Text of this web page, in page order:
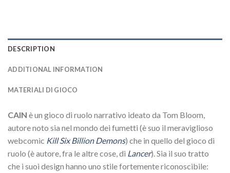
DESCRIPTION
ADDITIONAL INFORMATION
MATERIALI DI GIOCO
CAIN è un gioco di ruolo narrativo ideato da Tom Bloom,
autore noto sia nel mondo dei fumetti (è suo il meraviglioso
webcomic Kill Six Billion Demons) che in quello del gioco di
ruolo (è autore, fra le altre cose, di Lancer). Sia il suo tratto
che i suoi design hanno uno stile fortemente riconoscibile: